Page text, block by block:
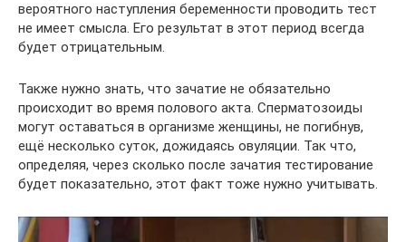
вероятного наступления беременности проводить тест
не имеет смысла. Его результат в этот период всегда
будет отрицательным.
Также нужно знать, что зачатие не обязательно
происходит во время полового акта. Сперматозоиды
могут оставаться в организме женщины, не погибнув,
ещё несколько суток, дожидаясь овуляции. Так что,
определяя, через сколько после зачатия тестирование
будет показательно, этот факт тоже нужно учитывать.